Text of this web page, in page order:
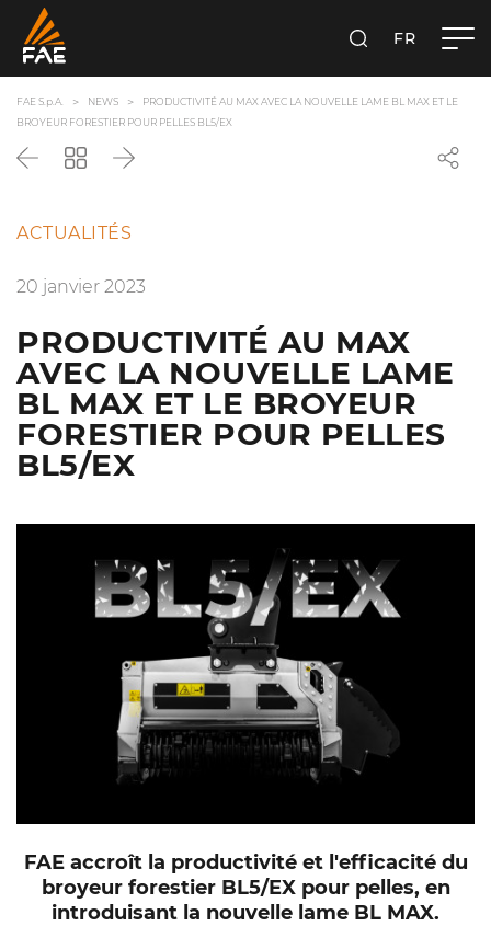
RECHERCHER
FR
FAE S.p.A. NEWS
PRODUCTIVITÉ AU MAX AVEC LA NOUVELLE LAME BL MAX ET LE
BROYEUR FORESTIER POUR PELLES BL5/EX
PrécédentRevenirSuivant
ACTUALITÉS
20 janvier 2023
PRODUCTIVITÉ AU MAX
AVEC LA NOUVELLE LAME
BL MAX ET LE BROYEUR
FORESTIER POUR PELLES
BL5/EX
FAE accroît la productivité et l'efficacité du
broyeur forestier BL5/EX pour pelles, en
introduisant la nouvelle lame BL MAX.